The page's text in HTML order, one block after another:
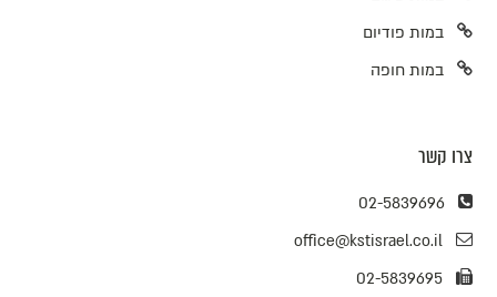
במות פודיום
במות חופה
צרו קשר
02-5839696
office@kstisrael.co.il
02-5839695